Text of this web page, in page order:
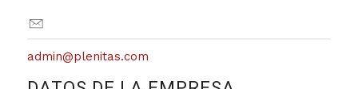
admin@plenitas.com